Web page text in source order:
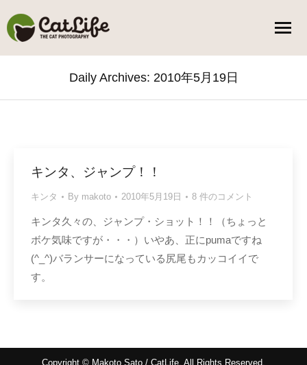
Daily Archives: 2010年5月19日
キンタ、ジャンプ！！
キンタ By makoto 2010年5月19日 8 件のコメント
キンタ久々の、ジャンプ・ショット！！（ちょっと
ボケ気味ですが・・・）いやあ、正にpumaですね
(^_^)バランサーになっている尻尾もカッコイイで
す。
Copyright © Makoto Sato / CatLife. All Rights Reserved.